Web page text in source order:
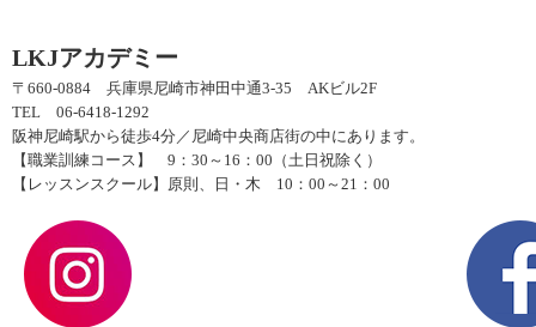
LKJアカデミー
〒660-0884 兵庫県尼崎市神田中通3-35 AKビル2F
TEL 06-6418-1292
阪神尼崎駅から徒歩4分／尼崎中央商店街の中にあります。
【職業訓練コース】 9：30～16：00（土日祝除く）
【レッスンスクール】原則、日・木 10：00～21：00